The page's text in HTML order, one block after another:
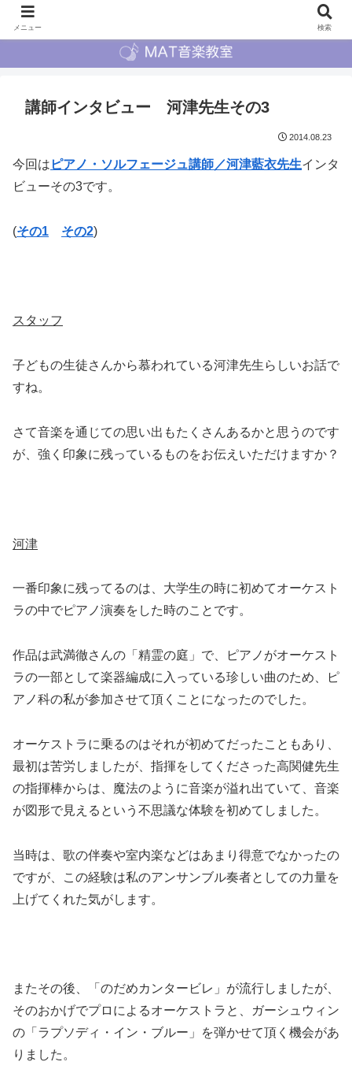
講師インタビュー 河津先生その3
2014.08.23
今回は ピアノ・ソルフェージュ講師／河津藍衣先生インタ
ビューその3です。
(その1 その2)
スタッフ
子どもの生徒さんから慕われている河津先生らしいお話で
すね。
さて音楽を通じての思い出もたくさんあるかと思うのです
が、強く印象に残っているものをお伝えいただけますか？
河津
一番印象に残ってるのは、大学生の時に初めてオーケスト
ラの中でピアノ演奏をした時のことです。
作品は武満徹さんの「精霊の庭」で、ピアノがオーケスト
ラの一部として楽器編成に 入っている珍しい曲のため、ピ
アノ科の私が参加させて頂くことになったのでした。
オーケストラに乗るのはそれが初めてだったこともあり、
最初は苦労しましたが、 指揮をしてくださった高関健先生
の指揮棒からは、魔法のように音楽が溢れ出ていて、 音楽
が図形で見えるという不思議な体験を初めてしました。
当時は、歌の伴奏や室内楽などはあまり得意でなかったの
ですが、
この経験は私のアンサンブル奏者としての力量を
上げてくれた気がします。
またその後、「のだめカンタービレ」が流行しましたが、
そのおかげでプロによるオーケストラと、ガーシュウィン
の「ラプソディ・イン・ブルー」を弾かせて頂く機会があ
りました。
メニュー 検索